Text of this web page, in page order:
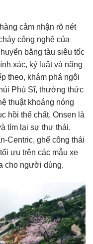
cảm nhận rõ nét
công nghệ của
bằng tàu siêu tốc
xác, kỷ luật và năng
theo, khám phá ngôi
Phú Sĩ, thưởng thức
thuật khoáng nóng
hồi thể chất, Onsen là
tìm lại sự thư thái.
Centric, ghế công thái
ưu trên các mẫu xe
cho người dùng.